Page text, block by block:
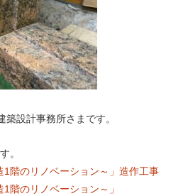
設計事務所さまです。
。
階のリノベーション～」造作工事
階のリノベーション～」